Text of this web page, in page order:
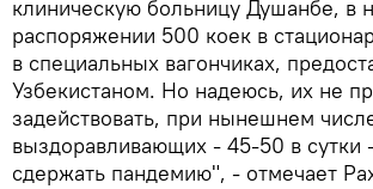
клиническую больницу Душанбе, в
распоряжении 500 коек в
в специальных вагончиках,
Узбекистаном. Но надеюсь, их не
задействовать, при нынешнем
выздоравливающих - 45-50 в
сдержать пандемию", - отмечает